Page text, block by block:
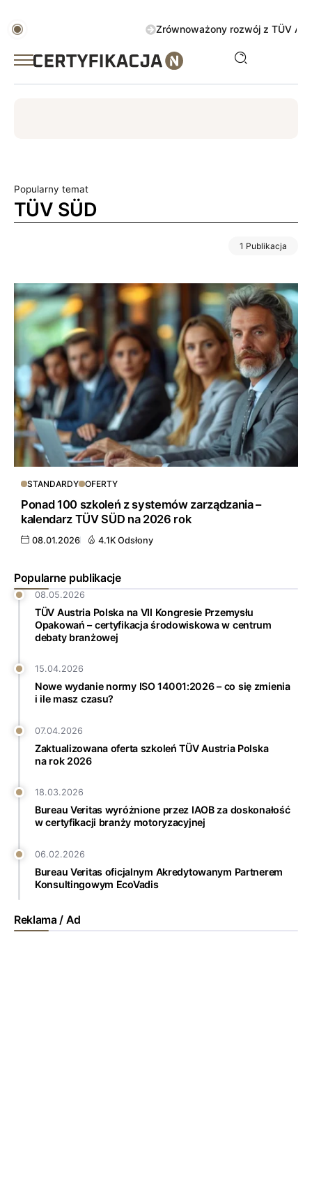
Zrównoważony rozwój z TÜV
Popularny temat
TÜV SÜD
1 Publikacja
Popularne publikacje
08.05.2026
TÜV Austria Polska na VII Kongresie Przemysłu
Opakowań – certyfikacja środowiskowa w centrum
debaty branżowej
15.04.2026
Nowe wydanie normy ISO 14001:2026 – co się zmienia
i ile masz czasu?
07.04.2026
Zaktualizowana oferta szkoleń TÜV Austria Polska
na rok 2026
18.03.2026
Bureau Veritas wyróżnione przez IAOB za doskonałość
w certyfikacji branży motoryzacyjnej
06.02.2026
Bureau Veritas oficjalnym Akredytowanym Partnerem
Konsultingowym EcoVadis
Reklama / Ad
STANDARDY OFERTY
Ponad 100 szkoleń z systemów zarządzania –
kalendarz TÜV SÜD na 2026 rok
08.01.2026 4.1K Odsłony